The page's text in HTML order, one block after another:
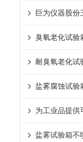
巨为仪器股份
臭氧老化试验
盐雾腐蚀试验
盐雾试验箱不